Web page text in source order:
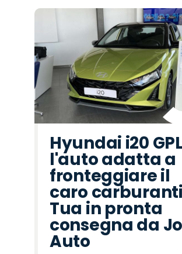
Hyundai i20
l'auto adatta a
fronteggiare il
caro
Tua in pronta
consegna da
Auto